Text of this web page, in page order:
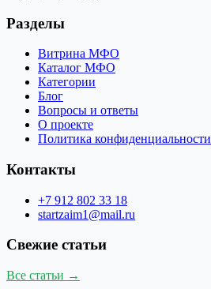
Разделы
Витрина МФО
Каталог МФО
Категории
Блог
Вопросы и ответы
О проекте
Политика конфиденциальности
Контакты
+7 912 802 33 18
startzaim1@mail.ru
Свежие статьи
Все статьи →